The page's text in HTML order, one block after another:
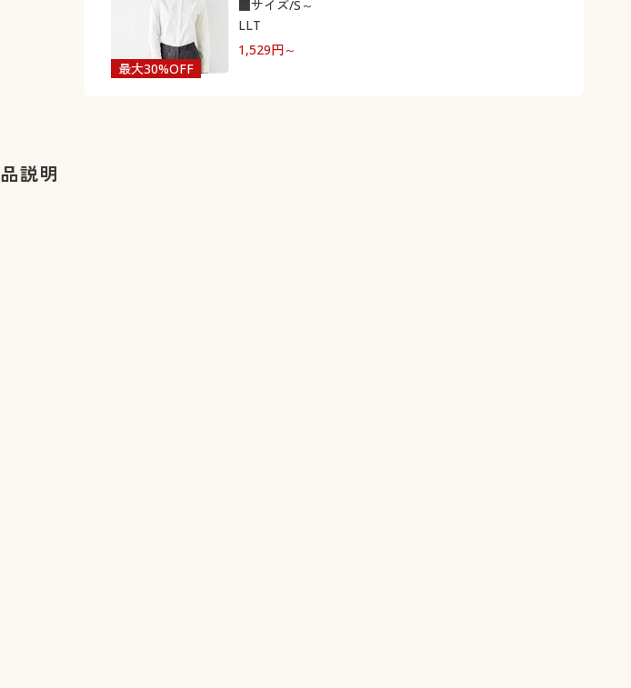
最大30%OFF
1,529円～
■サイズ/S～
LLT
説明